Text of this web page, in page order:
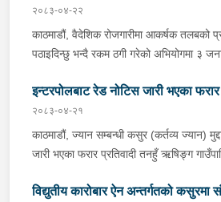
प्रहरी कार्यालय चिसापानीबाट खटिएको
उनी उपर जिल्ला अदालत कैलालीबाट म्याद थप
प्रहरीले आवश्यक अनुसन्धान गरिरहेको छ ।
पक्राउ
२०८३-०४-२२
काठमाडौं, वैदेशिक रोजगारीमा आकर्षक तलबको
पठाइदिन्छु भन्दै रकम ठगी गरेको अभियोगमा ३
भएका ४६ वर्षीय धना तिवारी, काठमाडौं
घर भएका ३३ वर्षीय राम बहादुर खड्का र काठमाडौं
बस्ने दार्चुला घर भएका ३० वर्षीय सुबोध जंग
धनाले न्यूजिल्याण्ड पठाइदिन्छु भन्दै ५ जना
सुबोधले युएई पठाइदिन्छु भन्दै १ जना पीडितबाट
इन्टरपोलबाट रेड नोटिस जारी भएका
२०८३-०४-२१
काठमाडौं, ज्यान सम्बन्धी कसुर (कर्तव्य ज्यान)
जारी भएका फरार प्रतिवादी तनहुँ ऋषिङ्ग
हुने क्रममा उनलाई त्रिभुवन अन्तर्राष्ट्रिय
विद्युतीय कारोबार ऐन अन्तर्गतको कसुरमा